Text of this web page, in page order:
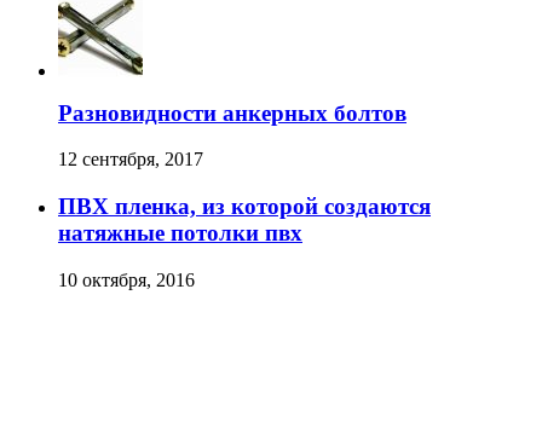
Разновидности анкерных болтов
12 сентября, 2017
ПВХ пленка, из которой создаются
натяжные потолки пвх
10 октября, 2016